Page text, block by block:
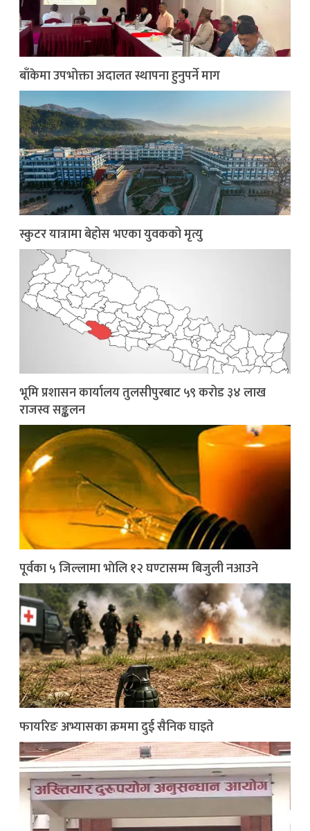
बाँकेमा उपभोक्ता अदालत स्थापना हुनुपर्ने माग
स्कुटर यात्रामा बेहोस भएका युवकको मृत्यु
भूमि प्रशासन कार्यालय तुलसीपुरबाट ५९ करोड ३४ लाख
राजस्व सङ्कलन
पूर्वका ५ जिल्लामा भाेलि १२ घण्टासम्म बिजुली नआउने
फायरिङ अभ्यासका क्रममा दुई सैनिक घाइते